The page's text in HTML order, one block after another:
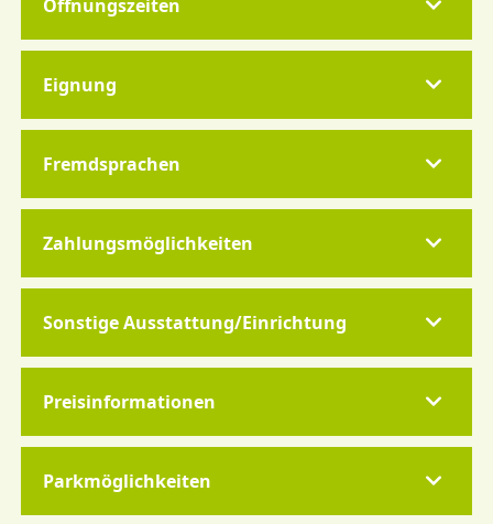
Öffnungszeiten
Eignung
Fremdsprachen
Zahlungsmöglichkeiten
Sonstige Ausstattung/Einrichtung
Preisinformationen
Parkmöglichkeiten